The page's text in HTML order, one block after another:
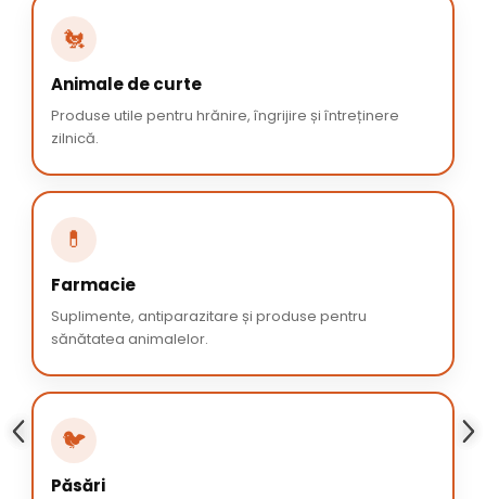
🐔
Animale de curte
Produse utile pentru hrănire, îngrijire și întreținere
zilnică.
💊
Farmacie
Suplimente, antiparazitare și produse pentru
sănătatea animalelor.
🐦
Păsări